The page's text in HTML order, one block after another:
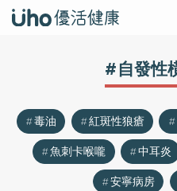
#自發性
毒油 紅斑性狼瘡
魚刺卡喉嚨
中耳炎
安寧病房